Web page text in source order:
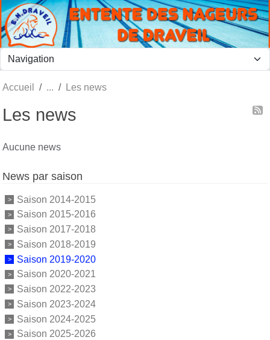
Accueil Les news
Les news
Aucune news
News par saison
Saison 2014-2015
Saison 2015-2016
Saison 2017-2018
Saison 2018-2019
Saison 2019-2020
Saison 2020-2021
Saison 2022-2023
Saison 2023-2024
Saison 2024-2025
Saison 2025-2026
Panneau de gestion des cookies